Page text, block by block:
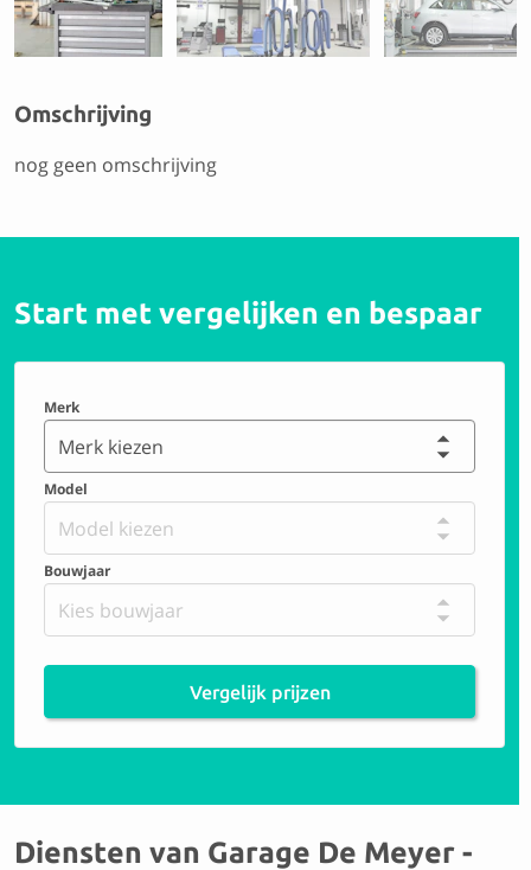
Omschrijving
nog geen omschrijving
Start met vergelijken en bespaar
Merk
Merk kiezen
Model
Model kiezen
Bouwjaar
Kies bouwjaar
Vergelijk prijzen
Diensten van Garage De Meyer -